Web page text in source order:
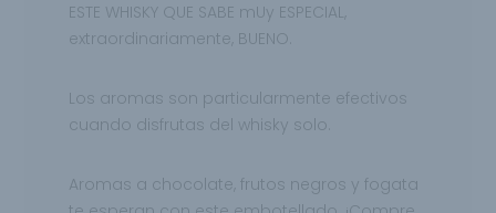
ESTE WHISKY QUE SABE mUy ESPECIAL,
extraordinariamente, BUENO.
Los aromas son particularmente efectivos
cuando disfrutas del whisky solo.
Aromas a chocolate, frutos negros y fogata